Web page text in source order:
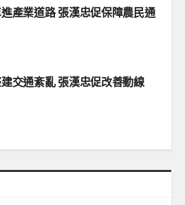
產業道路 張漢忠促保障農民通
交通紊亂 張漢忠促改善動線